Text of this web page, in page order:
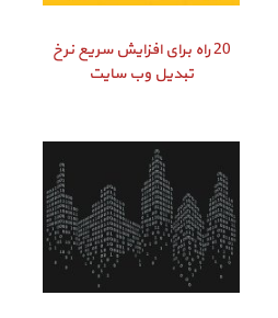
20 راه برای افزایش سریع نرخ
تبدیل وب سایت